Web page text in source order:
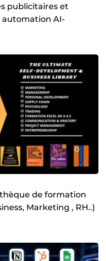
un service de qualité,
N'hésitez pas à me
et voir comment
publicitaires et
automation AI-
de formation
Marketing , RH..)